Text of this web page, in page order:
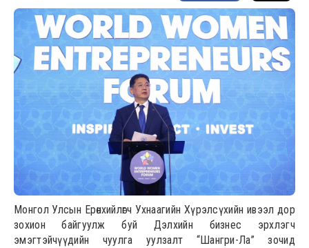
Монгол Улсын Ерөнхийлөгч Ухнаагийн Хүрэлсүхийн ивээл дор
зохион байгуулж буй Дэлхийн бизнес эрхлэгч
эмэгтэйчүүдийн чуулга уулзалт “Шангри-Ла” зочид